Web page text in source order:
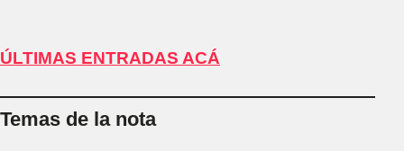
ÚLTIMAS ENTRADAS ACÁ
Temas de la nota